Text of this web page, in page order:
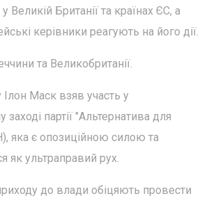
Великій Британії та країнах ЄС, а
керівники реагують на його дії.
та Великобританії.
Маск взяв участь у
партії "Альтернатива для
яка є опозиційною силою та
як ультраправий рух.
приходу до влади обіцяють провести